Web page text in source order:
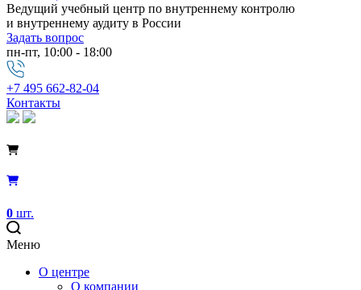
Ведущий учебный центр по внутреннему контролю
и внутреннему аудиту в России
Задать вопрос
пн-пт, 10:00 - 18:00
+7 495 662-82-04
Контакты
0 шт.
Меню
О центре
О компании